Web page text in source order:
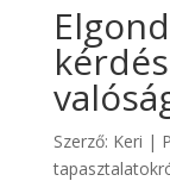
Szerző: Keri |